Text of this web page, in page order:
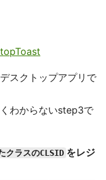
スクトップアプリで
わからないstep3で
ラスのCLSID をレジ